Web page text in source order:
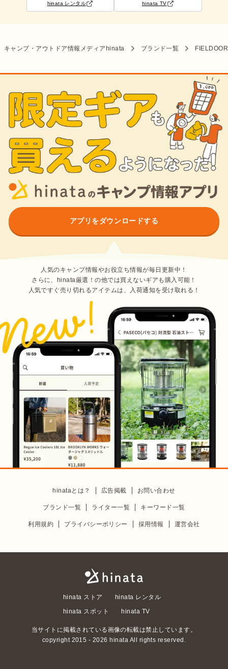
hinata レンタル hinata TV
キャンプ・アウトドア情報メディアhinata ブランド一覧 FIELDOOR
アプリをダウンロードする
人気のキャンプ情報やお役立ち情報が毎日更新中！
さらに、hinata厳選！の他では買えないギアも購入可能！
人気ですぐ売り切れるアイテムは、入荷通知を受け取れる！
hinataとは？ 広告掲載 お問い合わせ
ブランド一覧 ライター一覧 キーワード一覧
利用規約 プライバシーポリシー 採用情報 運営会社
hinata ストア
hinata レンタル
hinata スポット
hinata TV
当サイトに掲載されている画像の転載は禁止しています。
copyright 2015 - 2026 hinata All rights reserved.